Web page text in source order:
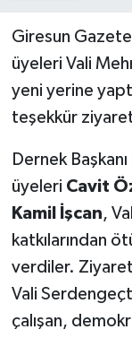
Giresun
üyeleri Vali
yeni yerine
teşekkür
Dernek Başkanı
üyeleri Cavit
Kamil İşcan,
katkılarından
verdiler.
Vali
çalışan,